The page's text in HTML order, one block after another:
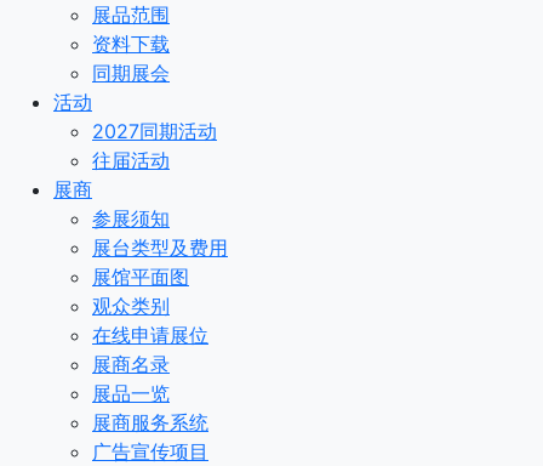
展品范围
资料下载
同期展会
活动
2027同期活动
往届活动
展商
参展须知
展台类型及费用
展馆平面图
观众类别
在线申请展位
展商名录
展品一览
展商服务系统
广告宣传项目